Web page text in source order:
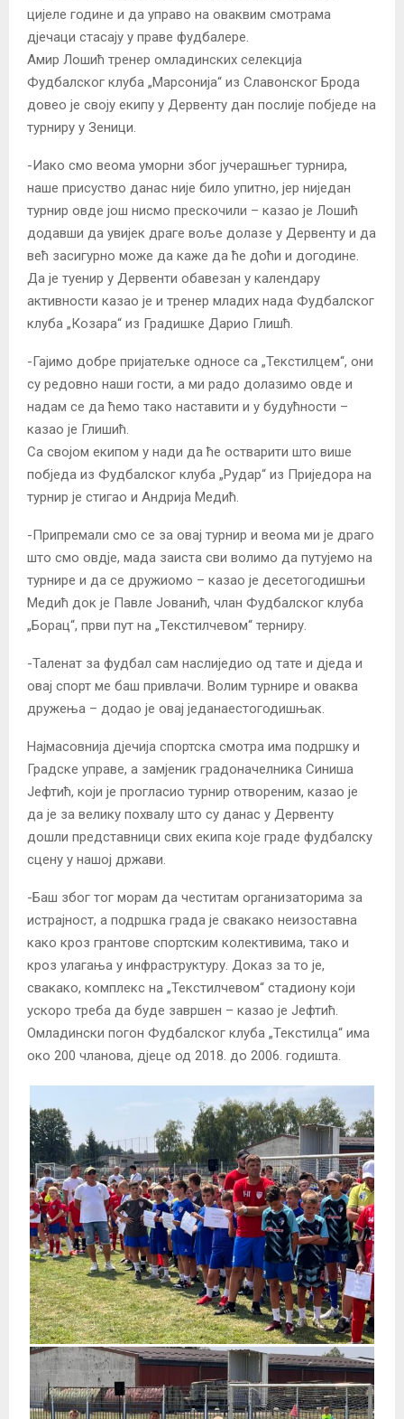
цијеле године и да управо на оваквим смотрама
дјечаци стасају у праве фудбалере.
Амир Лошић тренер омладинских селекција
Фудбалског клуба „Марсонија“ из Славонског Брода
довео је своју екипу у Дервенту дан послије побједе на
турниру у Зеници.
-Иако смо веома уморни због јучерашњег турнира,
наше присуство данас није било упитно, јер ниједан
турнир овде још нисмо прескочили – казао је Лошић
додавши да увијек драге воље долазе у Дервенту и да
већ засигурно може да каже да ће доћи и догодине.
Да је туенир у Дервенти обавезан у календару
активности казао је и тренер младих нада Фудбалског
клуба „Козара“ из Градишке Дарио Глишћ.
-Гајимо добре пријатељке односе са „Текстилцем“, они
су редовно наши гости, а ми радо долазимо овде и
надам се да ћемо тако наставити и у будућности –
казао је Глишић.
Са својом екипом у нади да ће остварити што више
побједа из Фудбалског клуба „Рудар“ из Приједора на
турнир је стигао и Андрија Медић.
-Припремали смо се за овај турнир и веома ми је драго
што смо овдје, мада заиста сви волимо да путујемо на
турнире и да се дружиомо – казао је десетогодишњи
Медић док је Павле Јованић, члан Фудбалског клуба
„Борац“, први пут на „Текстилчевом“ терниру.
-Таленат за фудбал сам наслиједио од тате и дједа и
овај спорт ме баш привлачи. Волим турнире и оваква
дружења – додао је овај једанаестогодишњак.
Најмасовнија дјечија спортска смотра има подршку и
Градске управе, а замјеник градоначелника Синиша
Јефтић, који је прогласио турнир отвореним, казао је
да је за велику похвалу што су данас у Дервенту
дошли представници свих екипа које граде фудбалску
сцену у нашој држави.
-Баш због тог морам да честитам организаторима за
истрајност, а подршка града је свакако неизоставна
како кроз грантове спортским колективима, тако и
кроз улагања у инфраструктуру. Доказ за то је,
свакако, комплекс на „Текстилчевом“ стадиону који
ускоро треба да буде завршен – казао је Јефтић.
Омладински погон Фудбалског клуба „Текстилца“ има
око 200 чланова, дјеце од 2018. до 2006. годишта.